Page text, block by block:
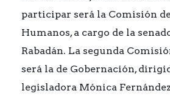
participar será la Comisión
Humanos, a cargo de la
Rabadán. La segunda
será la de Gobernación,
legisladora Mónica